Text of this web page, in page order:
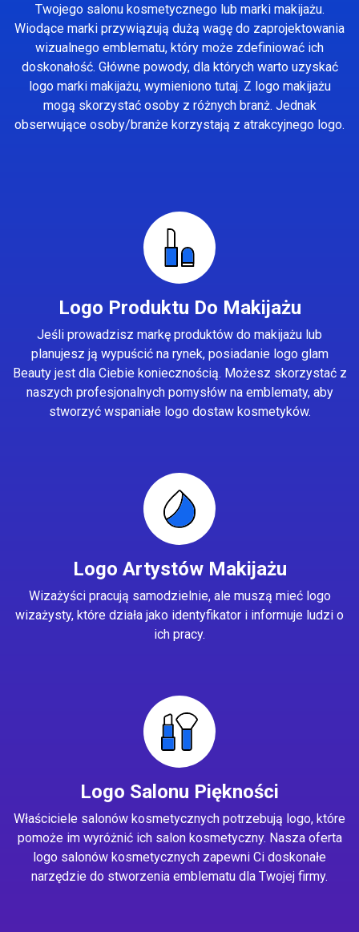
Twojego salonu kosmetycznego lub marki makijażu.
Wiodące marki przywiązują dużą wagę do zaprojektowania
wizualnego emblematu, który może zdefiniować ich
doskonałość. Główne powody, dla których warto uzyskać
logo marki makijażu, wymieniono tutaj. Z logo makijażu
mogą skorzystać osoby z różnych branż. Jednak
obserwujące osoby/branże korzystają z atrakcyjnego logo.
Logo Produktu Do Makijażu
Jeśli prowadzisz markę produktów do makijażu lub
planujesz ją wypuścić na rynek, posiadanie logo glam
Beauty jest dla Ciebie koniecznością. Możesz skorzystać z
naszych profesjonalnych pomysłów na emblematy, aby
stworzyć wspaniałe logo dostaw kosmetyków.
Logo Artystów Makijażu
Wizażyści pracują samodzielnie, ale muszą mieć logo
wizażysty, które działa jako identyfikator i informuje ludzi o
ich pracy.
Logo Salonu Piękności
Właściciele salonów kosmetycznych potrzebują logo, które
pomoże im wyróżnić ich salon kosmetyczny. Nasza oferta
logo salonów kosmetycznych zapewni Ci doskonałe
narzędzie do stworzenia emblematu dla Twojej firmy.